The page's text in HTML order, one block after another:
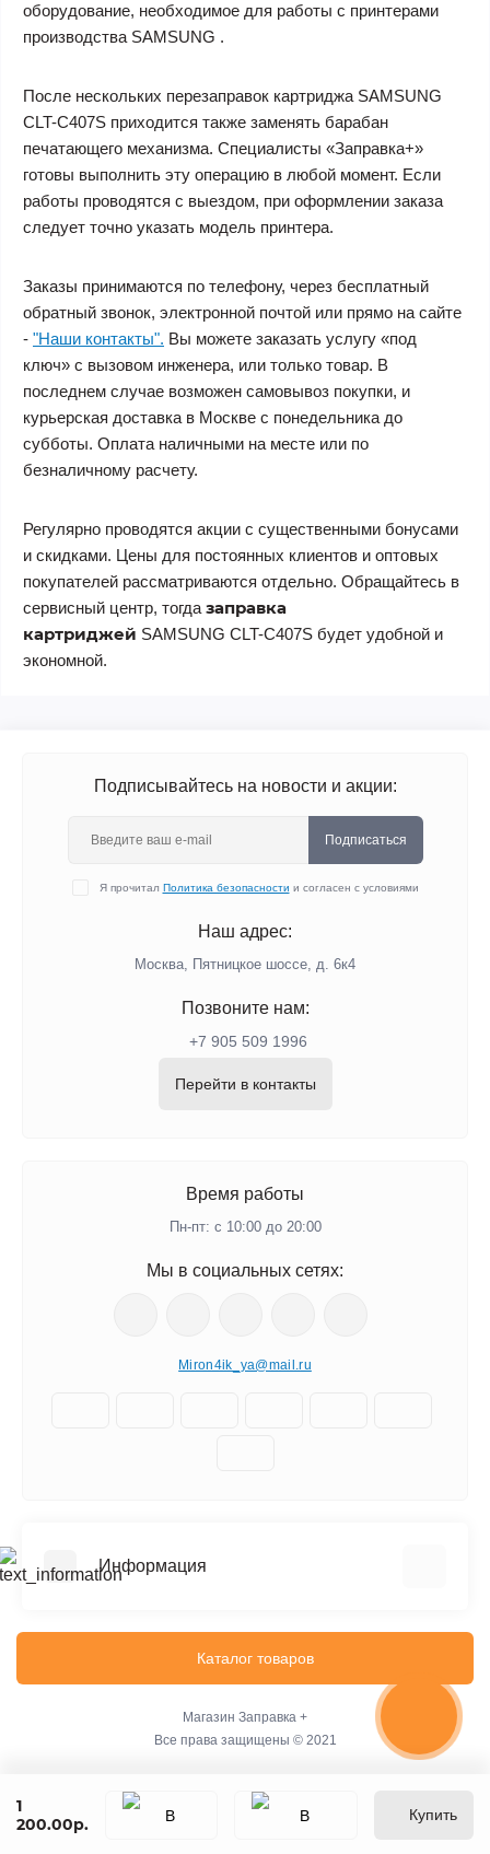
оборудование, необходимое для работы с принтерами
производства SAMSUNG .
После нескольких перезаправок картриджа SAMSUNG
CLT-C407S приходится также заменять барабан
печатающего механизма. Специалисты «Заправка+»
готовы выполнить эту операцию в любой момент. Если
работы проводятся с выездом, при оформлении заказа
следует точно указать модель принтера.
Заказы принимаются по телефону, через бесплатный
обратный звонок, электронной почтой или прямо на сайте
- "Наши контакты". Вы можете заказать услугу «под
ключ» с вызовом инженера, или только товар. В
последнем случае возможен самовывоз покупки, и
курьерская доставка в Москве с понедельника до
субботы. Оплата наличными на месте или по
безналичному расчету.
Регулярно проводятся акции с существенными бонусами
и скидками. Цены для постоянных клиентов и оптовых
покупателей рассматриваются отдельно. Обращайтесь в
сервисный центр, тогда заправка
картриджей SAMSUNG CLT-C407S будет удобной и
экономной.
1
200.00р.
Купить
Подписывайтесь на новости и акции:
Подписаться
Я прочитал Политика безопасности и согласен с условиями
Наш адрес:
Москва, Пятницкое шоссе, д. 6к4
Позвоните нам:
+7 905 509 1996
Перейти в контакты
Время работы
Пн-пт: с 10:00 до 20:00
Мы в социальных сетях:
Miron4ik_ya@mail.ru
Информация
Политика безопасности
Условия соглашения
Связаться с нами
Карта сайта
Производители
Каталог товаров
Магазин Заправка +
Все права защищены © 2021